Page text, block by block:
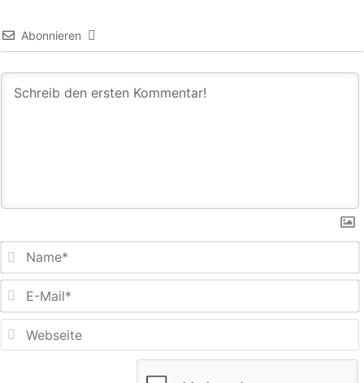
Abonnieren